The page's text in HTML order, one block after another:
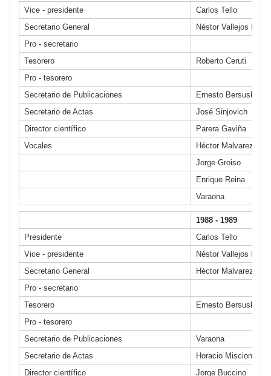
Vice - presidente
Carlos Tello
Secretario General
Néstor Vallejos
Pro - secretario
Tesorero
Roberto Ceruti
Pro - tesorero
Secretario de Publicaciones
Ernesto Bersusky
Secretario de Actas
José Sinjovich
Director científico
Parera Gaviña
Vocales
Héctor Malvarez
Jorge Groiso
Enrique Reina
Varaona
1988 - 1989
Presidente
Carlos Tello
Vice - presidente
Néstor Vallejos
Secretario General
Héctor Malvarez
Pro - secretario
Tesorero
Ernesto Bersusky
Pro - tesorero
Secretario de Publicaciones
Varaona
Secretario de Actas
Horacio Miscione
Director científico
Jorge Buccino